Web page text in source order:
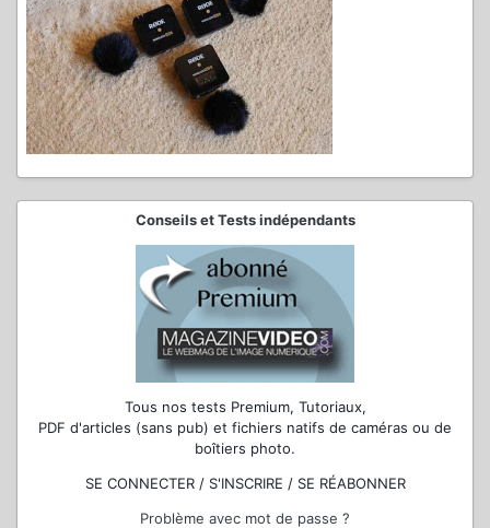
Conseils et Tests indépendants
Tous nos tests Premium, Tutoriaux,
PDF d'articles (sans pub) et fichiers natifs de caméras ou de
boîtiers photo.
SE CONNECTER / S'INSCRIRE / SE RÉABONNER
Problème avec mot de passe ?